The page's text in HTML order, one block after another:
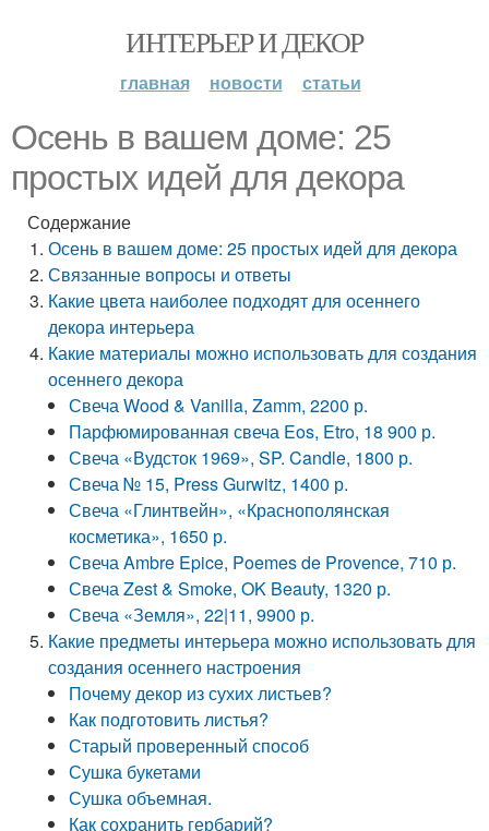
ИНТЕРЬЕР И ДЕКОР
главная новости статьи
Осень в вашем доме: 25
простых идей для декора
Содержание
Осень в вашем доме: 25 простых идей для декора
Связанные вопросы и ответы
Какие цвета наиболее подходят для осеннего
декора интерьера
Какие материалы можно использовать для создания
осеннего декора
Свеча Wood & Vanilla, Zamm, 2200 р.
Парфюмированная свеча Eos, Etro, 18 900 р.
Свеча «Вудсток 1969», SP. Candle, 1800 р.
Свеча № 15, Press Gurwitz, 1400 р.
Свеча «Глинтвейн», «Краснополянская
косметика», 1650 р.
Свеча Ambre Epice, Poemes de Provence, 710 р.
Свеча Zest & Smoke, OK Beauty, 1320 р.
Свеча «Земля», 22|11, 9900 р.
Какие предметы интерьера можно использовать для
создания осеннего настроения
Почему декор из сухих листьев?
Как подготовить листья?
Старый проверенный способ
Сушка букетами
Сушка объемная.
Как сохранить гербарий?